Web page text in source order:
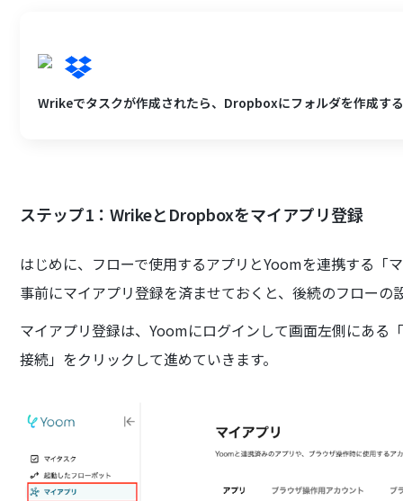
Wrikeでタスクが作成されたら、Dropboxにフォルダを作成す
ステップ1：WrikeとDropboxをマイアプリ登録
はじめに、フローで使用するアプリとYoomを連携する「
事前にマイアプリ登録を済ませておくと、後続のフローの
マイアプリ登録は、Yoomにログインして画面左側にある
接続」をクリックして進めていきます。